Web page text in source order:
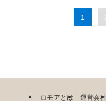
1
ロモアとは 運営会社